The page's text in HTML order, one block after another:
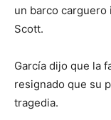
un barco carguero
Scott.
García dijo que la
resignado que su
tragedia.